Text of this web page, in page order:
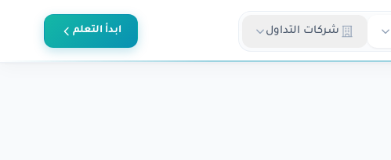
شركات التداول ابدأ التعلم